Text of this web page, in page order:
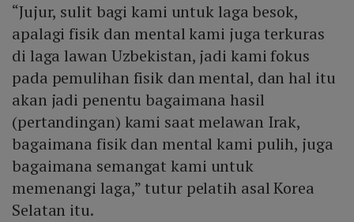
“Jujur, sulit bagi kami untuk laga besok,
apalagi fisik dan mental kami juga terkuras
di laga lawan Uzbekistan, jadi kami fokus
pada pemulihan fisik dan mental, dan hal itu
akan jadi penentu bagaimana hasil
(pertandingan) kami saat melawan Irak,
bagaimana fisik dan mental kami pulih, juga
bagaimana semangat kami untuk
memenangi laga,” tutur pelatih asal Korea
Selatan itu.